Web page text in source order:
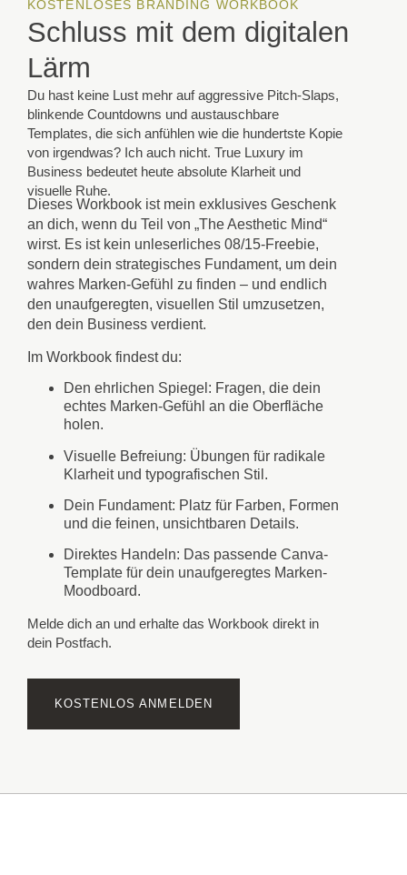
KOSTENLOSES BRANDING WORKBOOK
Schluss mit dem digitalen
Lärm
Du hast keine Lust mehr auf aggressive Pitch-Slaps,
blinkende Countdowns und austauschbare
Templates, die sich anfühlen wie die hundertste Kopie
von irgendwas? Ich auch nicht. True Luxury im
Business bedeutet heute absolute Klarheit und
visuelle Ruhe.
Dieses Workbook ist mein exklusives Geschenk
an dich, wenn du Teil von „The Aesthetic Mind“
wirst. Es ist kein unleserliches 08/15-Freebie,
sondern dein strategisches Fundament, um dein
wahres Marken-Gefühl zu finden – und endlich
den unaufgeregten, visuellen Stil umzusetzen,
den dein Business verdient.
Im Workbook findest du:
Den ehrlichen Spiegel: Fragen, die dein
echtes Marken-Gefühl an die Oberfläche
holen.
Visuelle Befreiung: Übungen für radikale
Klarheit und typografischen Stil.
Dein Fundament: Platz für Farben, Formen
und die feinen, unsichtbaren Details.
Direktes Handeln: Das passende Canva-
Template für dein unaufgeregtes Marken-
Moodboard.
Melde dich an und erhalte das Workbook direkt in
dein Postfach.
KOSTENLOS ANMELDEN